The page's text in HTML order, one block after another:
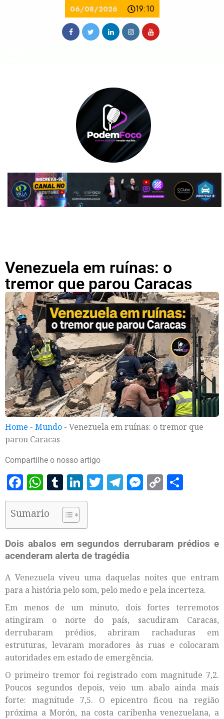
06/08/2026 19:10
Venezuela em ruínas: o
tremor que parou Caracas
Home - Mundo - Venezuela em ruínas: o tremor que
parou Caracas
Compartilhe o nosso artigo
Facebook
WhatsApp
Tumblr
LinkedIn
Twitter
Telegram
Messenger
Copy
Sumario
Dois abalos em segundos derrubaram prédios e
acenderam alerta de tragédia
A Venezuela viveu uma daquelas noites que entram
para a história pelo som, pelo medo e pela incerteza.
Em menos de um minuto, dois fortes terremotos
atingiram o norte do país, sacudiram Caracas,
derrubaram prédios, abriram rachaduras em
estruturas, levaram moradores às ruas e colocaram
autoridades em estado de emergência.
O primeiro tremor foi registrado com magnitude 7,2.
Poucos segundos depois, veio um abalo ainda mais
forte: magnitude 7,5. O epicentro ficou na região
próxima a Morón, na costa caribenha venezuelana, a